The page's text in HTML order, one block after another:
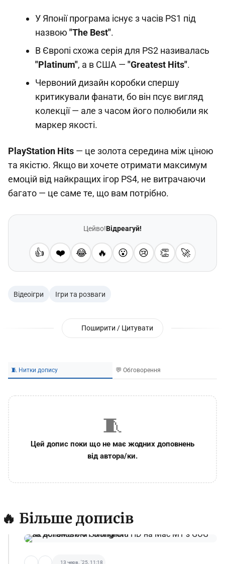
У Японії програма існує з часів PS1 під
назвою "The Best".
В Європі схожа серія для PS2 називалась
"Platinum", а в США — "Greatest Hits".
Червоний дизайн коробки спершу
критикували фанати, бо він псує вигляд
колекції — але з часом його полюбили як
маркер якості.
PlayStation Hits — це золота середина між ціною
та якістю. Якщо ви хочете отримати максимум
емоцій від найкращих ігор PS4, не витрачаючи
багато — це саме те, що вам потрібно.
Цейво!Відреагуй!
👍 ❤️ 😂 🔥 😮 😢 👏 🚀
Відеоігри Ігри та розваги
Поширити / Цитувати
🧵 Нитки допису 💬 Обговорення
🧵
Цей допис поки що не має жодних доповнень
від автора/ки.
🔥 Більше дописів
13 черв. '25, 11:18